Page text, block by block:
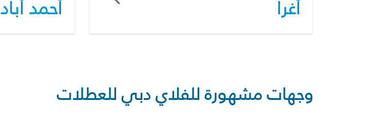
أغرا أحمد أباد
وجهات مشهورة للفلاي دبي للعطلات